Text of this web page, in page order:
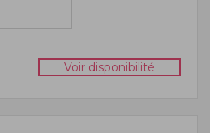
Voir disponibilité